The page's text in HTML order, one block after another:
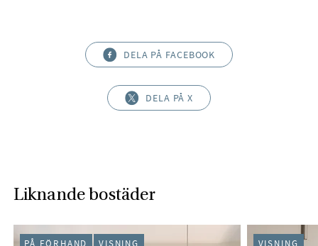
DELA PÅ FACEBOOK
DELA PÅ X
Liknande bostäder
PÅ FÖRHAND VISNING VISNING